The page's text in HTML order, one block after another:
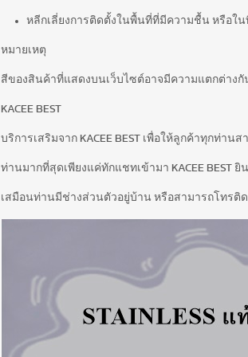
หลีกเลี่ยงการติดตั้งในพื้นที่ที่มีความชื้น หรือใ
หมายเหตุ
สีของสินค้าที่แสดงบนเว็บไซต์อาจมีความแตกต่าง
KACEE BEST
บริการเสริมจาก KACEE BEST เพื่อให้ลูกค้าทุกท่
ท่านมากที่สุดเพียงแค่ทักแชทเข้ามา KACEE BEST
เสมือนท่านมีช่างส่วนตัวอยู่บ้าน หรือสามารถโทรติด